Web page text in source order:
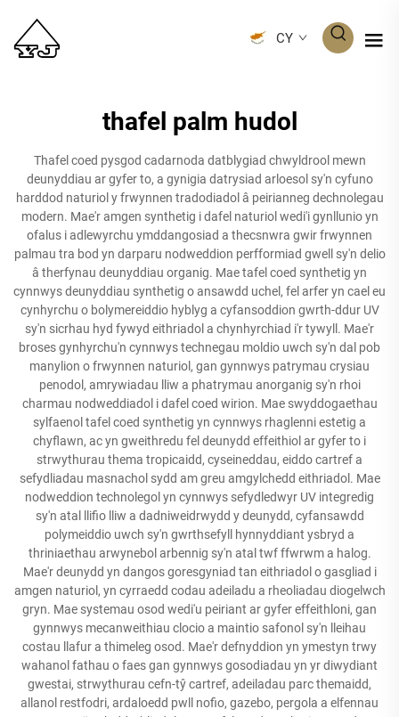
CY
thafel palm hudol
Thafel coed pysgod cadarnoda datblygiad chwyldrool mewn
deunyddiau ar gyfer to, a gynigia datrysiad arloesol sy'n cyfuno
harddod naturiol y frwynnen tradodiadol â peirianneg dechnolegau
modern. Mae'r amgen synthetig i dafel naturiol wedi'i gynllunio yn
ofalus i adlewyrchu ymddangosiad a thecsnwra gwir frwynnen
palmau tra bod yn darparu nodweddion perfformiad gwell sy'n delio
â therfynau deunyddiau organig. Mae tafel coed synthetig yn
cynnwys deunyddiau synthetig o ansawdd uchel, fel arfer yn cael eu
cynhyrchu o bolymereiddio hyblyg a cyfansoddion gwrth-ddur UV
sy'n sicrhau hyd fywyd eithriadol a chynhyrchiad i'r tywyll. Mae'r
broses gynhyrchu'n cynnwys technegau moldio uwch sy'n dal pob
manylion o frwynnen naturiol, gan gynnwys patrymau crysiau
penodol, amrywiadau lliw a phatrymau anorganig sy'n rhoi
charmau nodweddiadol i dafel coed wirion. Mae swyddogaethau
sylfaenol tafel coed synthetig yn cynnwys rhaglenni estetig a
chyflawn, ac yn gweithredu fel deunydd effeithiol ar gyfer to i
strwythurau thema tropicaidd, cyseineddau, eiddo cartref a
sefydliadau masnachol sydd am greu amgylchedd eithriadol. Mae
nodweddion technolegol yn cynnwys sefydledwyr UV integredig
sy'n atal llifio lliw a dadniweidrwydd y deunydd, cyfansawdd
polymeiddio uwch sy'n gwrthsefyll hynnyddiant ysbryd a
thriniaethau arwynebol arbennig sy'n atal twf ffwrwm a halog.
Mae'r deunydd yn dangos goresgyniad tan eithriadol o gasgliad i
amgen naturiol, yn cyrraedd codau adeiladu a rheoliadau diogelwch
gryn. Mae systemau osod wedi'u peiriant ar gyfer effeithloni, gan
gynnwys mecanweithiau clocio a maintio safonol sy'n lleihau
costau llafur a thimeleg osod. Mae'r defnyddion yn ymestyn trwy
wahanol fathau o faes gan gynnwys gosodiadau yn yr diwydiant
gwestai, strwythurau cefn-tŷ cartref, adeiladau parc themaidd,
allanol restfodri, ardaloedd pwll nofio, gazebo, pergola a elfennau